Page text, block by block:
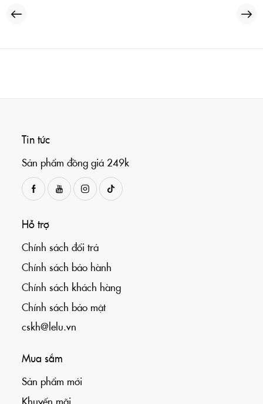
Tin tức
Sản phẩm đồng giá 249k
Hỗ trợ
Chính sách đổi trả
Chính sách bảo hành
Chính sách khách hàng
Chính sách bảo mật
cskh@lelu.vn
Mua sắm
Sản phẩm mới